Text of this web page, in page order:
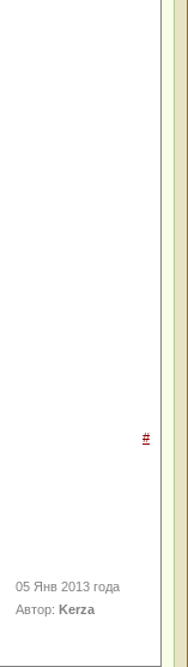
#
05 Янв 2013 года
Автор: Kerza